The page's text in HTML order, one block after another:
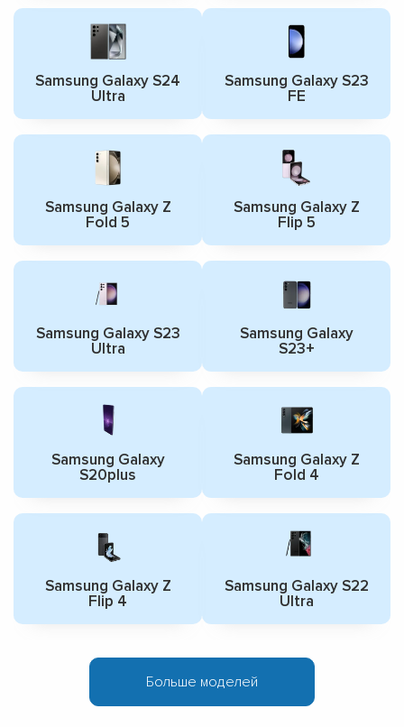
Samsung Galaxy S24
Ultra
Samsung Galaxy S23
FE
Samsung Galaxy Z
Fold 5
Samsung Galaxy Z
Flip 5
Samsung Galaxy S23
Ultra
Samsung Galaxy
S23+
Samsung Galaxy
S20plus
Samsung Galaxy Z
Fold 4
Samsung Galaxy Z
Flip 4
Samsung Galaxy S22
Ultra
Больше моделей